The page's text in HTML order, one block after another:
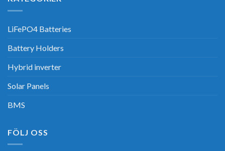
LiFePO4 Batteries
Battery Holders
Hybrid inverter
Solar Panels
BMS
FÖLJ OSS